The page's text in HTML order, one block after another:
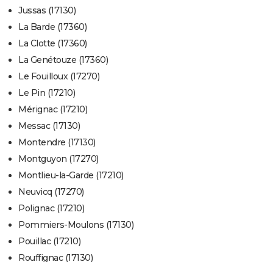
Jussas (17130)
La Barde (17360)
La Clotte (17360)
La Genétouze (17360)
Le Fouilloux (17270)
Le Pin (17210)
Mérignac (17210)
Messac (17130)
Montendre (17130)
Montguyon (17270)
Montlieu-la-Garde (17210)
Neuvicq (17270)
Polignac (17210)
Pommiers-Moulons (17130)
Pouillac (17210)
Rouffignac (17130)